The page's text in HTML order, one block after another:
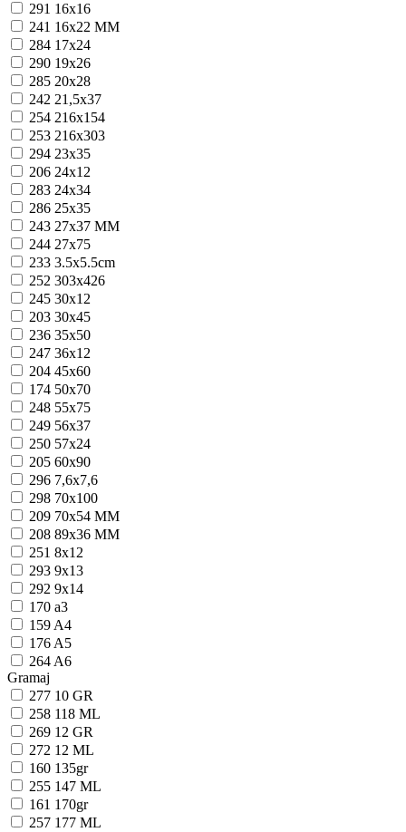
291 16x16
241 16x22 MM
284 17x24
290 19x26
285 20x28
242 21,5x37
254 216x154
253 216x303
294 23x35
206 24x12
283 24x34
286 25x35
243 27x37 MM
244 27x75
233 3.5x5.5cm
252 303x426
245 30x12
203 30x45
236 35x50
247 36x12
204 45x60
174 50x70
248 55x75
249 56x37
250 57x24
205 60x90
296 7,6x7,6
298 70x100
209 70x54 MM
208 89x36 MM
251 8x12
293 9x13
292 9x14
170 a3
159 A4
176 A5
264 A6
Gramaj
277 10 GR
258 118 ML
269 12 GR
272 12 ML
160 135gr
255 147 ML
161 170gr
257 177 ML